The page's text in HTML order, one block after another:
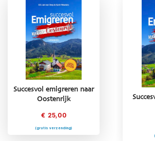
Succesvol emigreren naar
Oostenrijk
€ 25,00
(gratis verzending)
naar
verzending)
Succesvol emigreren naar